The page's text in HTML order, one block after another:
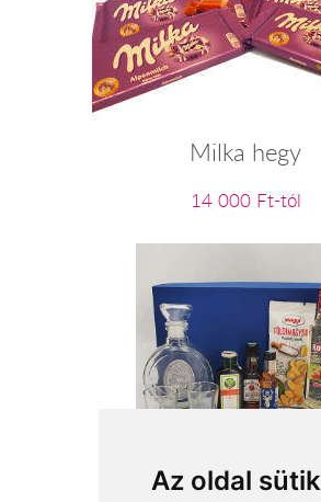
Az oldal
Milka hegy
14 000 Ft-tól
Boldog névnapot